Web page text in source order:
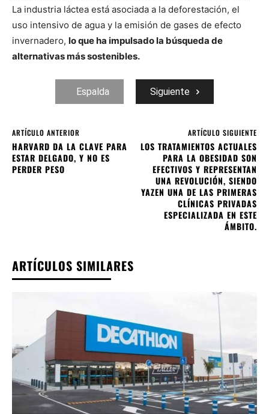
La industria láctea está asociada a la deforestación, el
uso intensivo de agua y la emisión de gases de efecto
invernadero, lo que ha impulsado la búsqueda de
alternativas más sostenibles.
Espalda Siguiente
ARTÍCULO ANTERIOR
HARVARD DA LA CLAVE PARA
ESTAR DELGADO, Y NO ES
PERDER PESO
ARTÍCULO SIGUIENTE
LOS TRATAMIENTOS ACTUALES
PARA LA OBESIDAD SON
EFECTIVOS Y REPRESENTAN
UNA REVOLUCIÓN, SIENDO
YAZEN UNA DE LAS PRIMERAS
CLÍNICAS PRIVADAS
ESPECIALIZADA EN ESTE
ÁMBITO.
ARTÍCULOS SIMILARES